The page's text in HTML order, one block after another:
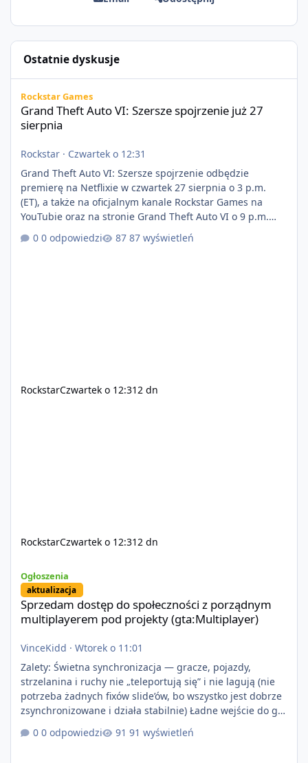
Ostatnie dyskusje
Rockstar Games
Grand Theft Auto VI: Szersze spojrzenie już 27
sierpnia
Rockstar · Czwartek o 12:31
Grand Theft Auto VI: Szersze spojrzenie odbędzie
premierę na Netflixie w czwartek 27 sierpnia o 3 p.m.
(ET), a także na oficjalnym kanale Rockstar Games na
YouTubie oraz na stronie Grand Theft Auto VI o 9 p.m.
(ET) 27 sierpnia. https://netflix.com/GTAVI Grand Theft
Auto VI będzie dostępne 19 listopada na PlayStation 5
0 odpowiedzi 87 wyświetleń
RockstarCzwartek o 12:312 dn
RockstarCzwartek o 12:312 dn
Ogłoszenia
aktualizacja
Sprzedam dostęp do społeczności z porządnym
multiplayerem pod projekty (gta:Multiplayer)
VinceKidd · Wtorek o 11:01
Zalety: Świetna synchronizacja — gracze, pojazdy,
strzelanina i ruchy nie „teleportują się” i nie lagują (nie
potrzeba żadnych fixów slide’ów, bo wszystko jest dobrze
zsynchronizowane i działa stabilnie) Ładne wejście do gry
+ solidny antycheat na poziomie multiplayera Wygodne
pisanie własnych modów i skryptów (wsparcie C# / JS /
0 odpowiedzi 91 wyświetleń